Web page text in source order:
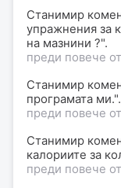
Станимир
упражнения за
на мазнини ?".
преди повече
Станимир
програмата ми.".
преди повече
Станимир
калориите за
преди повече